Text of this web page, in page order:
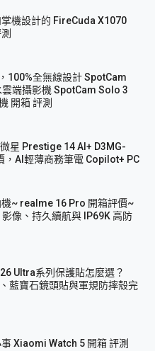
機設計的 FireCuda X1070
100%全無線設計 SpotCam
端攝影機 SpotCam Solo 3
開箱 評測
星 Prestige 14 AI+ D3MG-
，AI輕薄商務筆電 Copilot+ PC
~ realme 16 Pro 開箱評價~
像、持久續航與 IP69K 高防
Ultra系列保護貼怎麼選？
藍寶石鏡頭貼與軍規防摔殼完
Xiaomi Watch 5 開箱 評測